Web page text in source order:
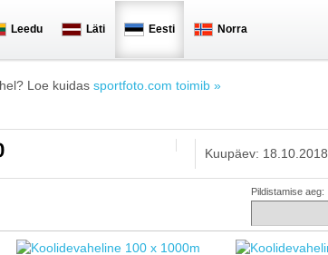
Leedu Läti Eesti Norra
Loe kuidas sportfoto.com toimib »
Kuupäev: 18.10.2018
Pildistamise aeg: